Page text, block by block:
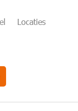
Locaties